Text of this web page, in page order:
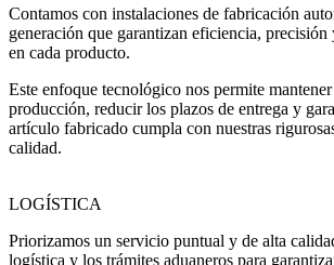
Contamos con instalaciones de fabricación
generación que garantizan eficiencia, precisión
en cada producto.
Este enfoque tecnológico nos permite mantener
producción, reducir los plazos de entrega y
artículo fabricado cumpla con nuestras
calidad.
LOGÍSTICA
Priorizamos un servicio puntual y de alta
logística y los trámites aduaneros para